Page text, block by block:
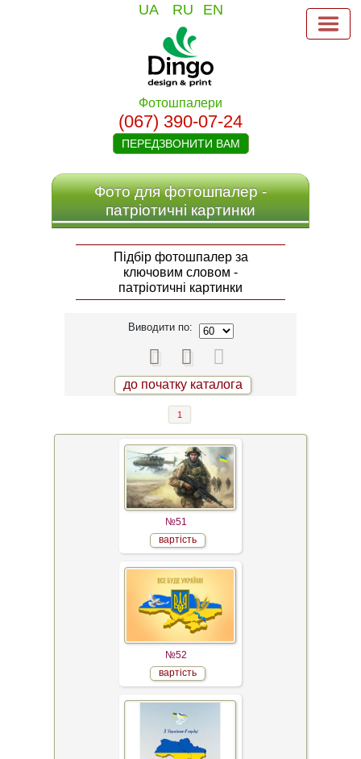
UA RU EN
Фотошпалери
(067) 390-07-24
ПЕРЕДЗВОНИТИ ВАМ
Фото для фотошпалер -
патріотичні картинки
Підбір фотошпалер за
ключовим словом -
патріотичні картинки
Виводити по:
  
до початку каталога
1
№51
вартість
№52
вартість